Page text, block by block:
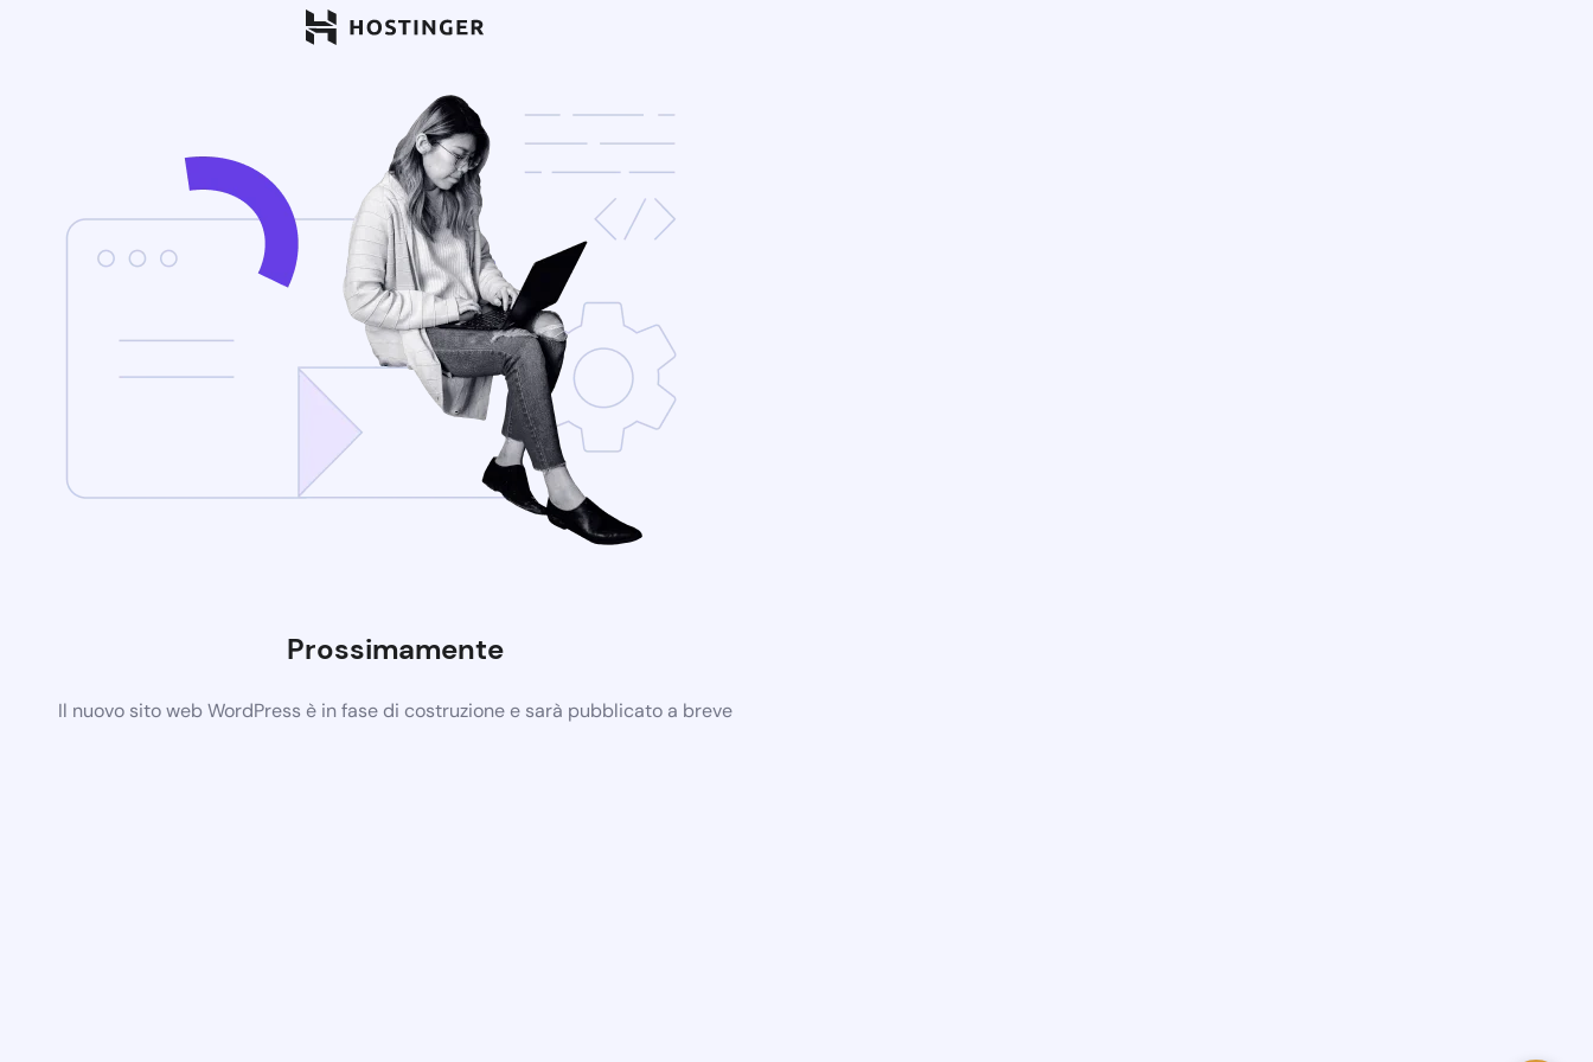
Prossimamente
Il nuovo sito web WordPress è in fase di costruzione e sarà pubblicato a breve